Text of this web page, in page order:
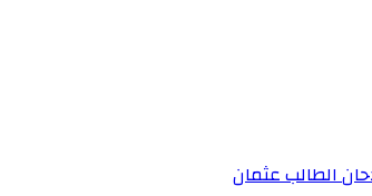
الطالب عثمان